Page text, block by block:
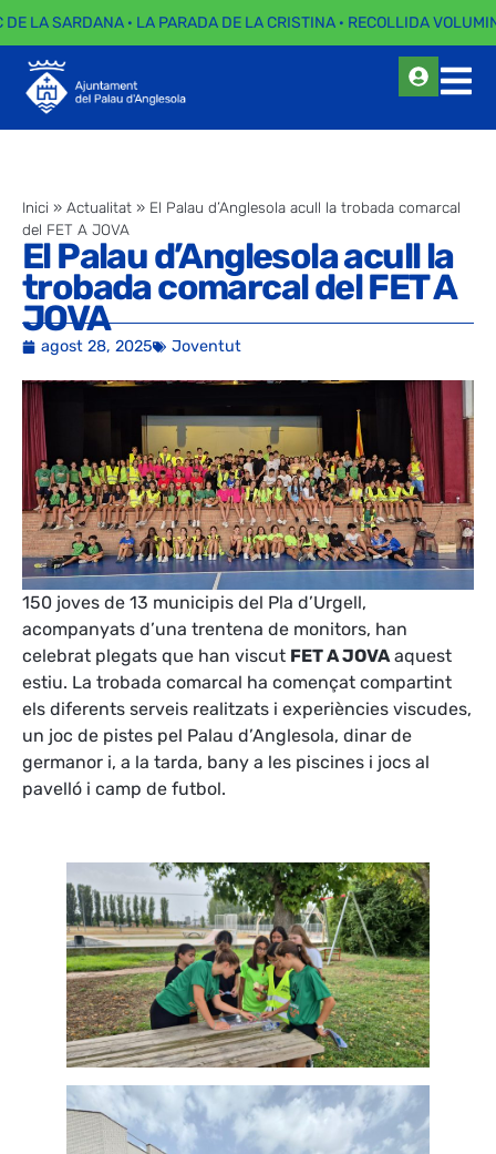
LA SARDANA · LA PARADA DE LA CRISTINA · RECOLLIDA
Inici » Actualitat » El Palau d’Anglesola acull la trobada comarcal
del FET A JOVA
El Palau d’Anglesola acull la
trobada comarcal del FET A
JOVA
agost 28, 2025 Joventut
150 joves de 13 municipis del Pla d’Urgell,
acompanyats d’una trentena de monitors, han
celebrat plegats que han viscut FET A JOVAaquest
estiu. La trobada comarcal ha començat compartint
els diferents serveis realitzats i experiències viscudes,
un joc de pistes pel Palau d’Anglesola, dinar de
germanor i, a la tarda, bany a les piscines i jocs al
pavelló i camp de futbol.